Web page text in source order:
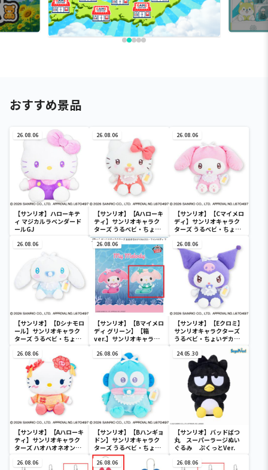
おすすめ景品
26.08.06
【サンリオ】ハローキテ
ィ マジカルラベンダード
ールGJ
26.08.06
【サンリオ】【Aハローキ
ティ】サンリオキャラク
ターズ うるベビ・ちょい
デカドール
26.08.06
【サンリオ】【Cマイメロ
ディ】サンリオキャラク
ターズ うるベビ・ちょい
26.08.06
【サンリオ】【Dシナモロ
ール】サンリオキャラク
ターズ うるベビ・ちょい
26.08.06
【サンリオ】【Bマイメロ
ディ グリーン】【箱
ver.】サンリオキャラク
SOFVIMATES～マイメロ
ディ マーメイドver. ～
26.08.06
【サンリオ】【Eクロミ】
サンリオキャラクターズ
うるベビ・ちょいデカド
26.08.06
【サンリオ】【Aハローキ
ティ】サンリオキャラク
ターズ ハオハオネオンタ
26.08.06
【サンリオ】【Bハンギョ
ドン】サンリオキャラク
ターズ うるベビ・ちょい
デカドール
24.05.30
【サンリオ】バッドばつ
丸 スーパーラージぬい
ぐるみ ぷくっとVer.
26.08.06 26.08.06 26.08.06